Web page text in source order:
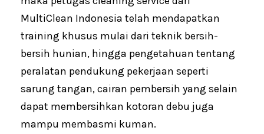
MultiClean Indonesia telah mendapatkan
training khusus mulai dari teknik bersih-
bersih hunian, hingga pengetahuan tentang
peralatan pendukung pekerjaan seperti
sarung tangan, cairan pembersih yang selain
dapat membersihkan kotoran debu juga
mampu membasmi kuman.